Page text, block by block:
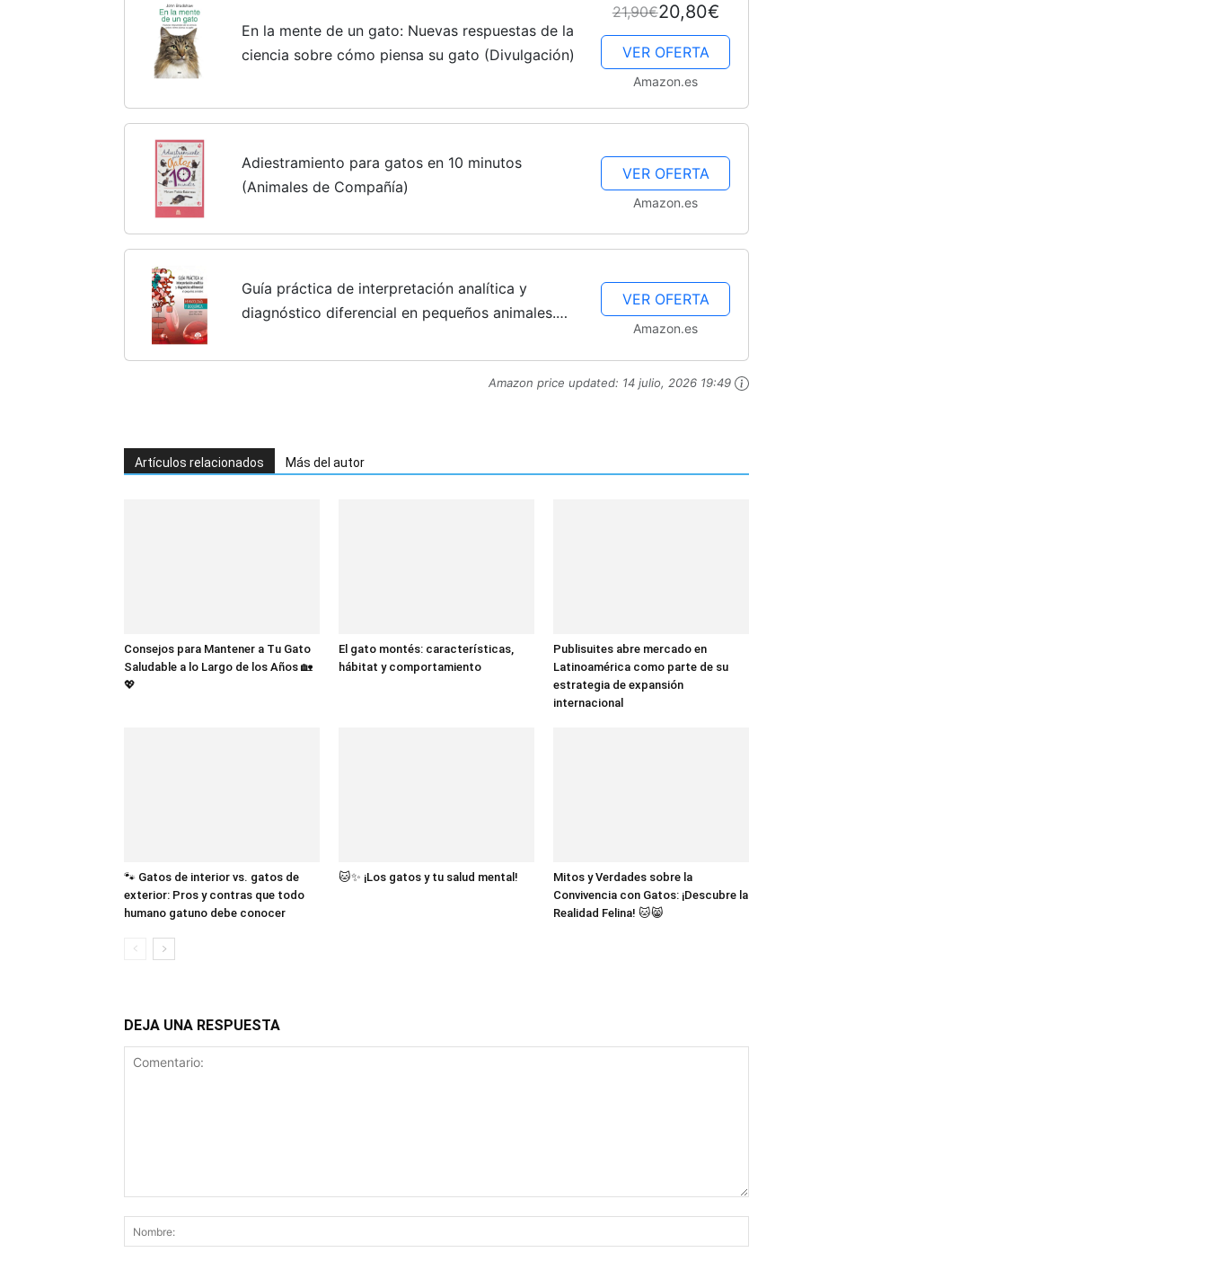
En la mente de un gato: Nuevas respuestas de la
ciencia sobre cómo piensa su gato (Divulgación)
21,90€20,80€
VER OFERTA
Amazon.es
Adiestramiento para gatos en 10 minutos
(Animales de Compañía)
VER OFERTA
Amazon.es
Guía práctica de interpretación analítica y
diagnóstico diferencial en pequeños animales.
VER OFERTA
Amazon.es
Amazon price updated: 14 julio, 2026 19:49
Artículos relacionados Más del autor
Consejos para Mantener a Tu Gato
Saludable a lo Largo de los Años 🏡
💖
El gato montés: características,
hábitat y comportamiento
Publisuites abre mercado en
Latinoamérica como parte de su
estrategia de expansión
internacional
🐾 Gatos de interior vs. gatos de
exterior: Pros y contras que todo
humano gatuno debe conocer
🐱✨ ¡Los gatos y tu salud mental!
Mitos y Verdades sobre la
Convivencia con Gatos: ¡Descubre la
Realidad Felina! 🐱😸
DEJA UNA RESPUESTA